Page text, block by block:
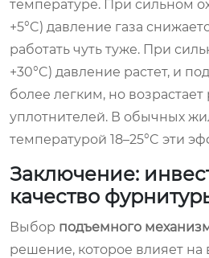
температуре. При сильном
+5°C) давление газа
работать чуть туже. При
+30°C) давление растет, и
более легким, но
уплотнителей. В обычных
температурой 18–25°C эти
Заключение:
качество
Выбор подъемного
решение, которое влияет на